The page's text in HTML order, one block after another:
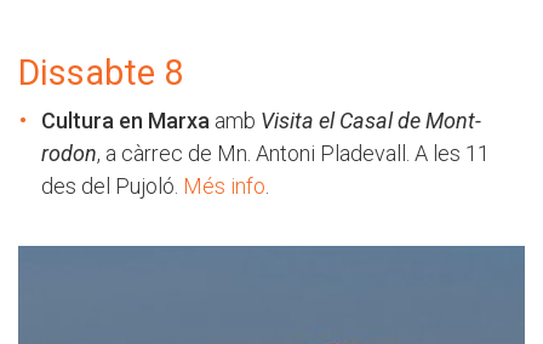
Dissabte 8
Cultura en Marxa amb Visita el Casal de Mont-
rodon, a càrrec de Mn. Antoni Pladevall. A les 11
des del Pujoló. Més info